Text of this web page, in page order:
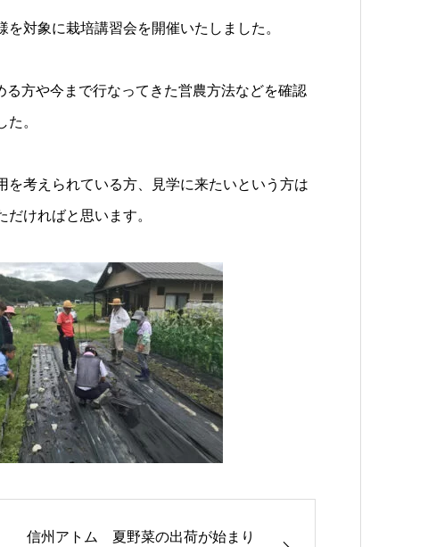
対象に栽培講習会を開催いたしました。
方や今まで行なってきた営農方法などを確認
。
考えられている方、見学に来たいという方は
ければと思います。
信州アトム 夏野菜の出荷が始まり